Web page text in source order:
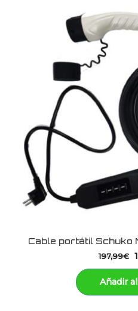
Cable portátil Schuko
197,99€
Añadir